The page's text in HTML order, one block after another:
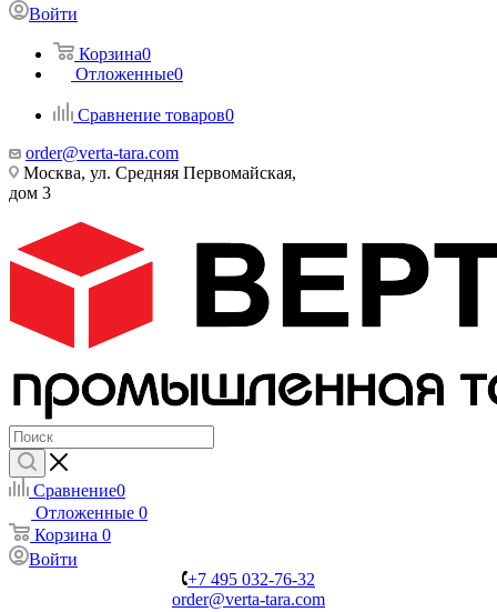
Войти
Корзина0
Отложенные0
Сравнение товаров0
order@verta-tara.com
Москва, ул. Средняя Первомайская,
дом 3
Сравнение0
Отложенные 0
Корзина 0
Войти
+7 495 032-76-32
order@verta-tara.com